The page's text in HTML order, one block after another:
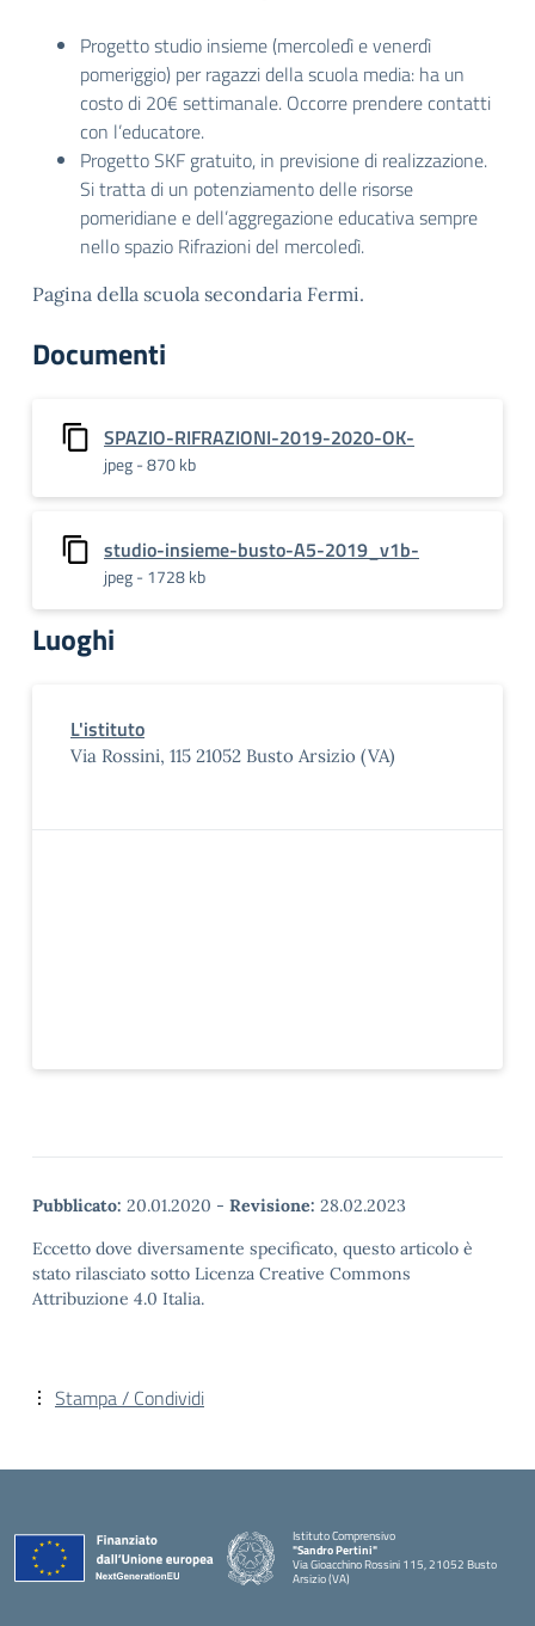
Progetto studio insieme (mercoledì e venerdì
pomeriggio) per ragazzi della scuola media: ha un
costo di 20€ settimanale. Occorre prendere contatti
con l’educatore.
Progetto SKF gratuito, in previsione di realizzazione.
Si tratta di un potenziamento delle risorse
pomeridiane e dell’aggregazione educativa sempre
nello spazio Rifrazioni del mercoledì.
Pagina della scuola secondaria Fermi.
Documenti
SPAZIO-RIFRAZIONI-2019-2020-OK-
jpeg - 870 kb
studio-insieme-busto-A5-2019_v1b-
jpeg - 1728 kb
Luoghi
L'istituto
Via Rossini, 115 21052 Busto Arsizio (VA)
Pubblicato: 20.01.2020 - Revisione: 28.02.2023
Eccetto dove diversamente specificato, questo articolo è
stato rilasciato sotto Licenza Creative Commons
Attribuzione 4.0 Italia.
Stampa / Condividi
Istituto Comprensivo
"Sandro Pertini"
Via Gioacchino Rossini 115, 21052 Busto
Arsizio (VA)